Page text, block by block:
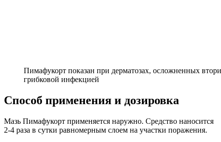
Пимафукорт показан при дерматозах, осложненных
грибковой инфекцией
Способ применения и дозировка
Мазь Пимафукорт применяется наружно. Средство наносится
2-4 раза в сутки равномерным слоем на участки поражения.